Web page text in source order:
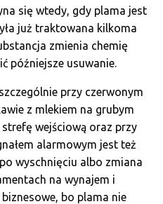
się wtedy, gdy plama jest
już traktowana kilkoma
zmienia chemię
późniejsze usuwanie.
przy czerwonym
z mlekiem na grubym
wejściową oraz przy
alarmowym jest też
wyschnięciu albo zmiana
na wynajem i
bo plama nie